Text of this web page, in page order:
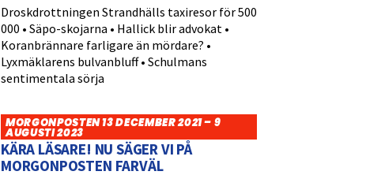
Droskdrottningen Strandhälls taxiresor för 500
000 • Säpo-skojarna • Hallick blir advokat •
Koranbrännare farligare än mördare? •
Lyxmäklarens bulvanbluff • Schulmans
sentimentala sörja
MORGONPOSTEN 13 DECEMBER 2021 – 9
AUGUSTI 2023
KÄRA LÄSARE! NU SÄGER VI PÅ
MORGONPOSTEN FARVÄL